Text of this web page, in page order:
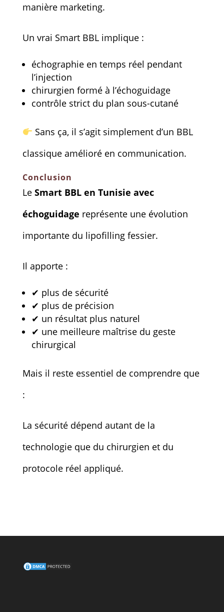
manière marketing.
Un vrai Smart BBL implique :
échographie en temps réel pendant
l’injection
chirurgien formé à l’échoguidage
contrôle strict du plan sous-cutané
Sans ça, il s’agit simplement d’un BBL
classique amélioré en communication.
Conclusion
Le Smart BBL en Tunisie avec
échoguidage représente une évolution
importante du lipofilling fessier.
Il apporte :
✔ plus de sécurité
✔ plus de précision
✔ un résultat plus naturel
✔ une meilleure maîtrise du geste
chirurgical
Mais il reste essentiel de comprendre que
:
La sécurité dépend autant de la
technologie que du chirurgien et du
protocole réel appliqué.